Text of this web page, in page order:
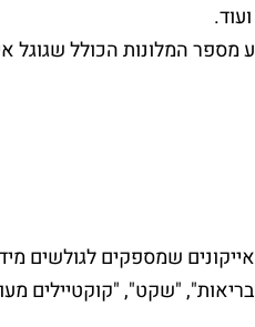
מספר המלונות הכולל שגוגל
שמספקים לגולשים
"שקט", "קוקטיילים